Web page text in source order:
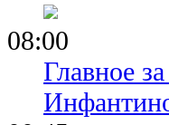
08:00
Главное